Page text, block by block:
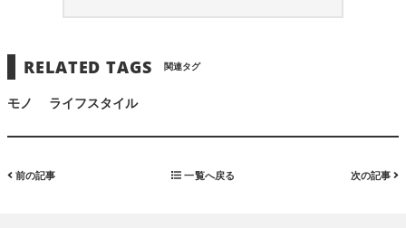
RELATED TAGS 関連タグ
モノ ライフスタイル
前の記事 一覧へ戻る 次の記事